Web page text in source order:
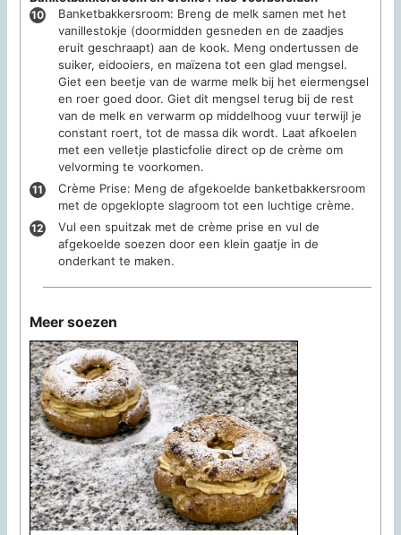
Banketbakkersroom: Breng de melk samen met het
vanillestokje (doormidden gesneden en de zaadjes
eruit geschraapt) aan de kook. Meng ondertussen de
suiker, eidooiers, en maïzena tot een glad mengsel.
Giet een beetje van de warme melk bij het eiermengsel
en roer goed door. Giet dit mengsel terug bij de rest
van de melk en verwarm op middelhoog vuur terwijl je
constant roert, tot de massa dik wordt. Laat afkoelen
met een velletje plasticfolie direct op de crème om
velvorming te voorkomen.
Crème Prise: Meng de afgekoelde banketbakkersroom
met de opgeklopte slagroom tot een luchtige crème.
Vul een spuitzak met de crème prise en vul de
afgekoelde soezen door een klein gaatje in de
onderkant te maken.
Meer soezen